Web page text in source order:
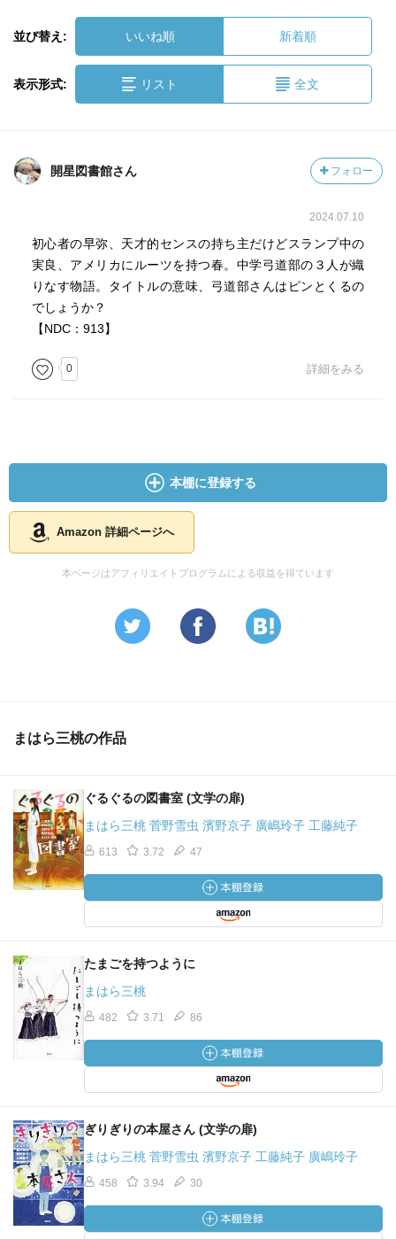
並び替え: いいね順 新着順
表示形式: リスト 全文
開星図書館さん フォロー
2024.07.10
初心者の早弥、天才的センスの持ち主だけどスランプ中の
実良、アメリカにルーツを持つ春。中学弓道部の３人が織
りなす物語。タイトルの意味、弓道部さんはピンとくるの
でしょうか？
【NDC：913】
0 詳細をみる
本棚に登録する
Amazon 詳細ページへ
本ページはアフィリエイトプログラムによる収益を得ています
まはら三桃の作品
ぐるぐるの図書室 (文学の扉)
まはら三桃 菅野雪虫 濱野京子 廣嶋玲子 工藤純子
613 3.72 47
たまごを持つように
まはら三桃
482 3.71 86
ぎりぎりの本屋さん (文学の扉)
まはら三桃 菅野雪虫 濱野京子 工藤純子 廣嶋玲子
458 3.94 30